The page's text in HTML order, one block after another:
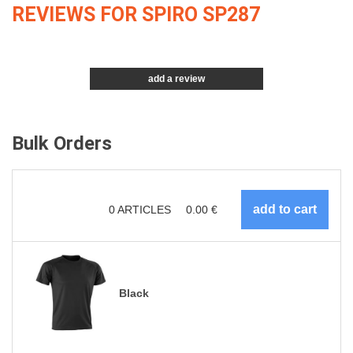
REVIEWS FOR SPIRO SP287
add a review
Bulk Orders
0ARTICLES 0.00 €
Black